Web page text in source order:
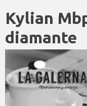
Kylian
diamante